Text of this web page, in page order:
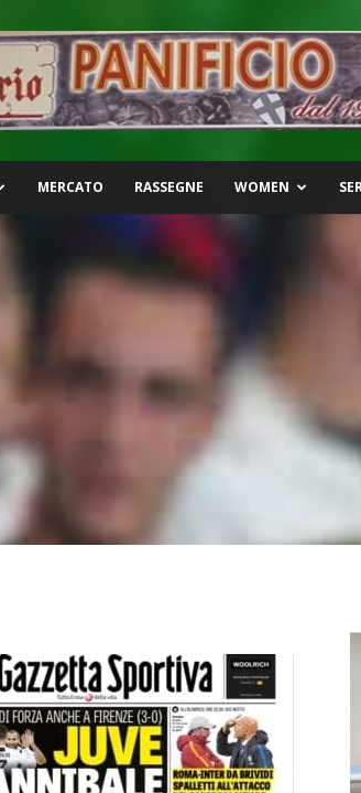
MERCATO RASSEGNE WOMEN